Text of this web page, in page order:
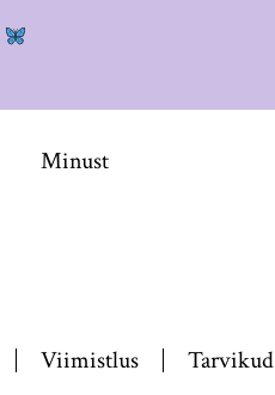
Minust
Viimistlus Tarvikud